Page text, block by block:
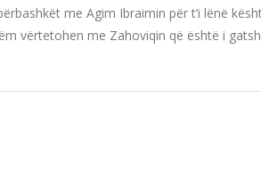
me Agim Ibraimin për t’i lënë
vërtetohen me Zahoviqin që është i